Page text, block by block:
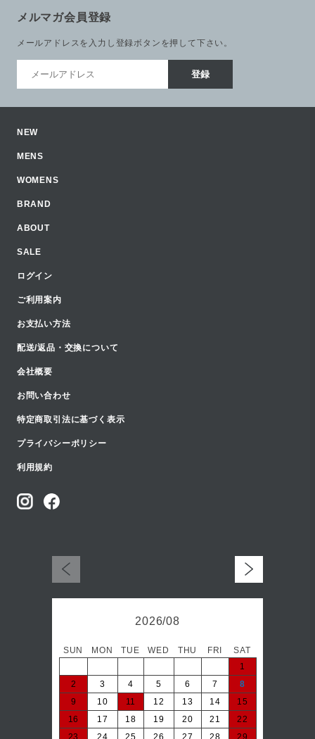
メルマガ会員登録
メールアドレスを入力し登録ボタンを押して下さい。
NEW
MENS
WOMENS
BRAND
ABOUT
SALE
ログイン
ご利用案内
お支払い方法
配送/返品・交換について
会社概要
お問い合わせ
特定商取引法に基づく表示
プライバシーポリシー
利用規約
2026/08
SUN MON TUE WED THU FRI
SAT
1
2
3 4 5 6 7
8
9
10 11 12 13 14
15
16
17 18 19 20 21
22